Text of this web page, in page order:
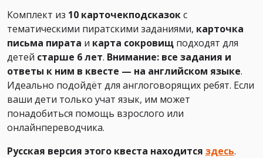
Комплект из 10 карточекподсказокс
тематическими пиратскими заданиями, карточка
письма пирата и карта сокровищ подходят для
детей старше 6 лет. Внимание: все задания и
ответы к ним в квесте — на английском языке.
Идеально подойдёт для англоговорящих ребят. Если
ваши дети только учат язык, им может
понадобиться помощь взрослого или
онлайнпереводчика.
Русская версия этого квеста находится здесь.